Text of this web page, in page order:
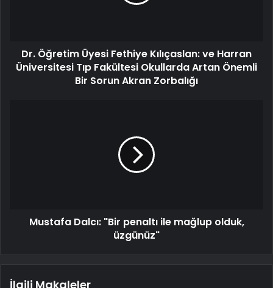
Dr. Öğretim Üyesi Fethiye Kılıçaslan: ve Harran
Üniversitesi Tıp Fakültesi Okullarda Artan Önemli
Bir Sorun Akran Zorbalığı
Mustafa Dalcı: "Bir penaltı ile mağlup olduk,
üzgünüz"
İlgili Makaleler